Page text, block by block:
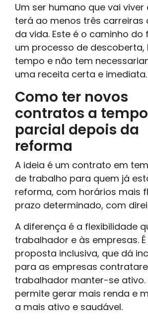
Um ser humano que vai viver
terá ao menos três carreiras
da vida. Este é o caminho do
um processo de descoberta,
tempo e não tem
uma receita certa e imediata.
Como ter novos
contratos a tempo
parcial depois da
reforma
A ideia é um contrato em
de trabalho para quem já
reforma, com horários mais
prazo determinado, com
A diferença é a flexibilidade
trabalhador e às empresas.
proposta inclusiva, que dá
para as empresas
trabalhador manter-se ativo.
permite gerar mais renda e
a mais ativo e saudável.